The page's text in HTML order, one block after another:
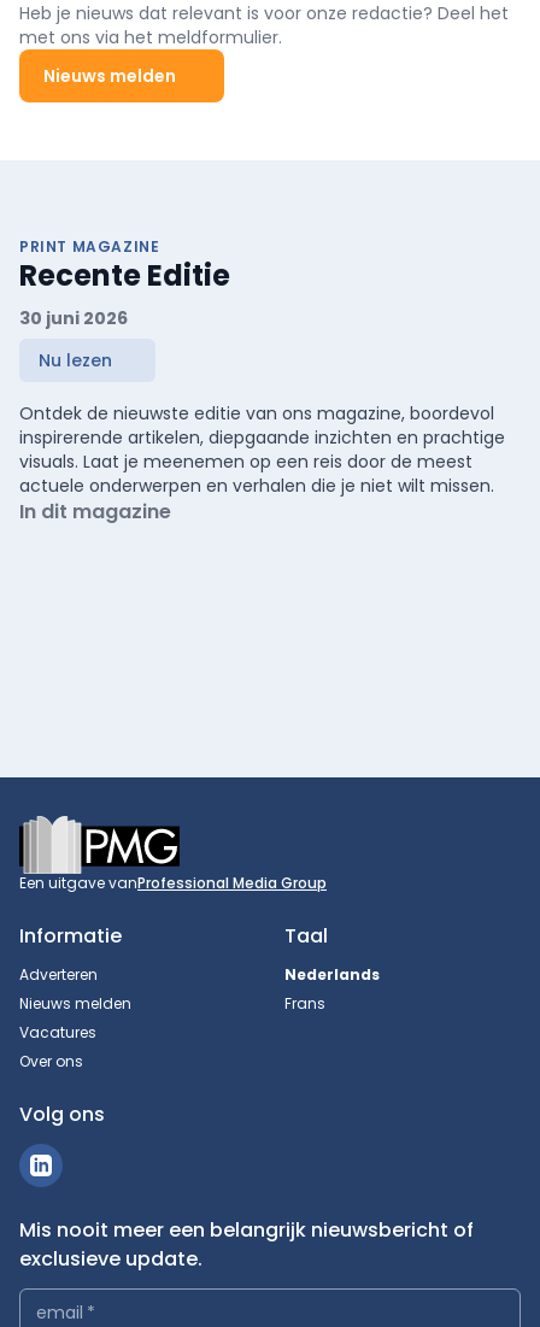
Heb je nieuws dat relevant is voor onze redactie? Deel het
met ons via het meldformulier.
Nieuws melden
PRINT MAGAZINE
Recente Editie
30 juni 2026
Nu lezen
Ontdek de nieuwste editie van ons magazine, boordevol
inspirerende artikelen, diepgaande inzichten en prachtige
visuals. Laat je meenemen op een reis door de meest
actuele onderwerpen en verhalen die je niet wilt missen.
In dit magazine
Footer
Een uitgave vanProfessional Media Group
Informatie
Adverteren
Nieuws melden
Vacatures
Over ons
Taal
Nederlands
Frans
Volg ons
Mis nooit meer een belangrijk nieuwsbericht of
exclusieve update.
email *